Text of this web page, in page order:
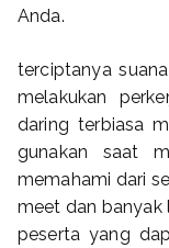
Anda.
terciptanya
melakukan
daring terbiasa
gunakan saat
memahami dari
meet dan banyak
peserta yang